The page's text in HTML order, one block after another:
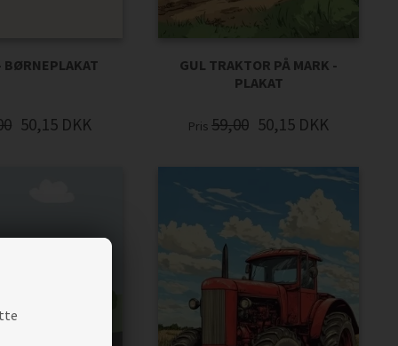
BØRNEPLAKAT
50,15 DKK
GUL TRAKTOR PÅ MARK -
PLAKAT
Pris 59,00 50,15 DKK